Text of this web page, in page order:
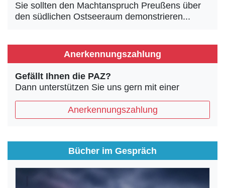
Sie sollten den Machtanspruch Preußens über
den südlichen Ostseeraum demonstrieren...
Anerkennungszahlung
Gefällt Ihnen die PAZ?
Dann unterstützen Sie uns gern mit einer
Anerkennungszahlung
Bücher im Gespräch